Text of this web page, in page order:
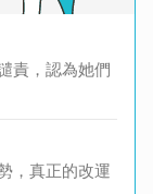
責，認為她們
，真正的改運